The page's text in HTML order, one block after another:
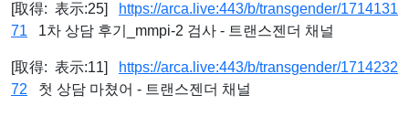
[取得: 表示:25]
https://arca.live:443/b/transgender/1714131
71 1차 상담 후기_mmpi-2 검사 - 트랜스젠더 채널
[取得: 表示:11]
https://arca.live:443/b/transgender/1714232
72 첫 상담 마쳤어 - 트랜스젠더 채널